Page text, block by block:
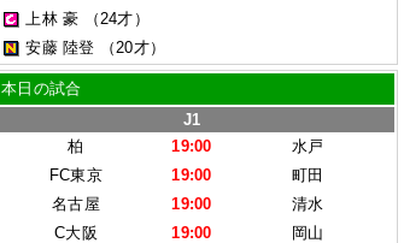
上林 豪
（24才）
安藤 陸登
（20才）
本日の試合
J1
柏
19:00
水戸
FC東京
19:00
町田
名古屋
19:00
清水
C大阪
19:00
岡山